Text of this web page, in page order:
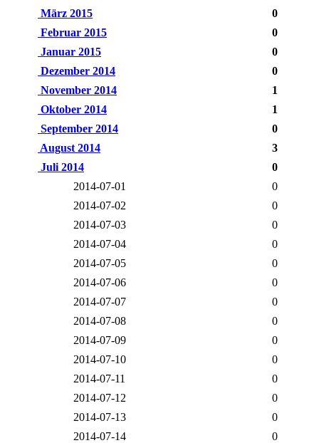
März 2015
0
Februar 2015
0
Januar 2015
0
Dezember 2014
0
November 2014
1
Oktober 2014
1
September 2014
0
August 2014
3
Juli 2014
0
2014-07-01
0
2014-07-02
0
2014-07-03
0
2014-07-04
0
2014-07-05
0
2014-07-06
0
2014-07-07
0
2014-07-08
0
2014-07-09
0
2014-07-10
0
2014-07-11
0
2014-07-12
0
2014-07-13
0
2014-07-14
0